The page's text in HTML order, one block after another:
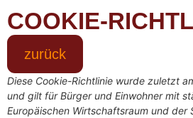
COOKIE-
zurück
Diese Cookie-Richtlinie wurde zuletzt
und gilt für Bürger und Einwohner mit
Europäischen Wirtschaftsraum und der